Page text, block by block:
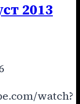
2013
watch?